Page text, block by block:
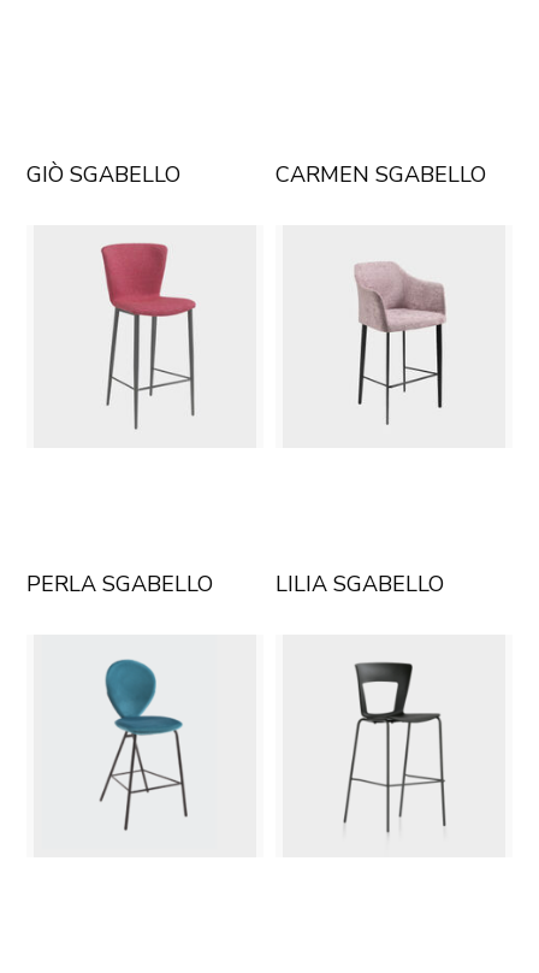
GIÒ SGABELLO CARMEN SGABELLO
PERLA SGABELLO LILIA SGABELLO